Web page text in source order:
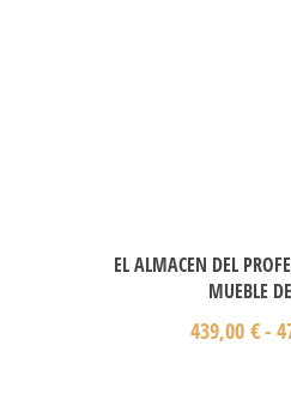
EL ALMACEN DEL
MUEBLE
439,00 €-